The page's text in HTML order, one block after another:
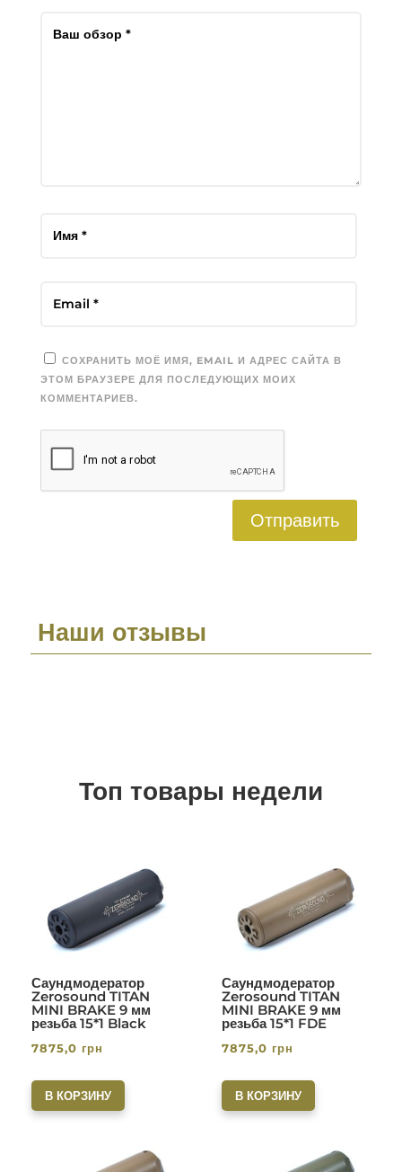
СОХРАНИТЬ МОЁ ИМЯ, EMAIL И АДРЕС САЙТА В
ЭТОМ БРАУЗЕРЕ ДЛЯ ПОСЛЕДУЮЩИХ МОИХ
КОММЕНТАРИЕВ.
Отправить
Наши отзывы
Топ товары недели
Саундмодератор
Zerosound TITAN
MINI BRAKE 9 мм
резьба 15*1 Black
7875,0 грн
В КОРЗИНУ
Саундмодератор
Zerosound TITAN
MINI BRAKE 9 мм
резьба 15*1 FDE
7875,0 грн
В КОРЗИНУ